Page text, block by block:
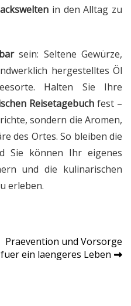
in den Alltag zu
sein: Seltene Gewürze,
hergestelltes Öl
Halten Sie Ihre
Reisetagebuch fest –
sondern die Aromen,
des Ortes. So bleiben die
Sie können Ihr eigenes
und die kulinarischen
erleben.
Praevention und Vorsorge
fuer ein laengeres Leben